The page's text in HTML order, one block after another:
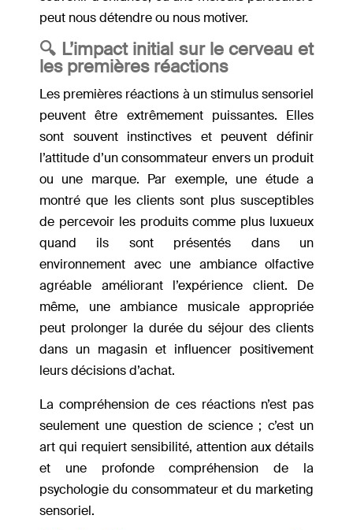
peut nous détendre ou nous motiver.
🔍 L’impact initial sur le cerveau et
les premières réactions
Les premières réactions à un stimulus sensoriel
peuvent être extrêmement puissantes. Elles
sont souvent instinctives et peuvent définir
l’attitude d’un consommateur envers un produit
ou une marque. Par exemple, une étude a
montré que les clients sont plus susceptibles
de percevoir les produits comme plus luxueux
quand ils sont présentés dans un
environnement avec une ambiance olfactive
agréable améliorant l’expérience client. De
même, une ambiance musicale appropriée
peut prolonger la durée du séjour des clients
dans un magasin et influencer positivement
leurs décisions d’achat.
La compréhension de ces réactions n’est pas
seulement une question de science ; c’est un
art qui requiert sensibilité, attention aux détails
et une profonde compréhension de la
psychologie du consommateur et du marketing
sensoriel.